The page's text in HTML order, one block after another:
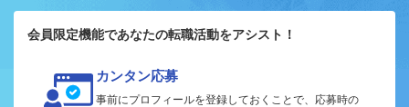
会員限定機能であなたの転職活動をアシスト！
カンタン応募
事前にプロフィールを登録しておくことで、応募時の